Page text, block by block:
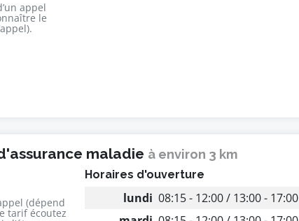
appel
le
maladie à environ 3 km
(dépend
tarif écoutez
Horaires d'ouverture
lundi 08:15 - 12:00 / 13:00 - 17:00